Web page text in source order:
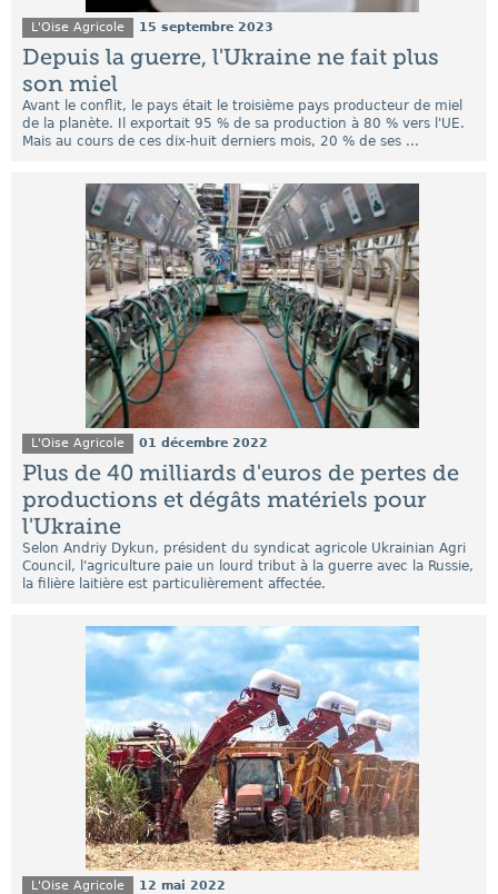
L'Oise Agricole 15 septembre 2023
Depuis la guerre, l'Ukraine ne fait plus
son miel
Avant le conflit, le pays était le troisième pays producteur de miel
de la planète. Il exportait 95 % de sa production à 80 % vers l'UE.
Mais au cours de ces dix-huit derniers mois, 20 % de ses ...
L'Oise Agricole 01 décembre 2022
Plus de 40 milliards d'euros de pertes de
productions et dégâts matériels pour
l'Ukraine
Selon Andriy Dykun, président du syndicat agricole Ukrainian Agri
Council, l'agriculture paie un lourd tribut à la guerre avec la Russie,
la filière laitière est particulièrement affectée.
L'Oise Agricole 12 mai 2022